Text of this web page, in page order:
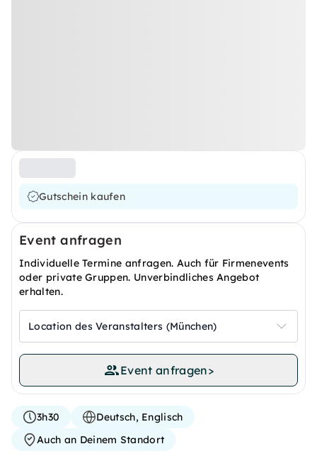
Gutschein kaufen
Event anfragen
Individuelle Termine anfragen. Auch für Firmenevents
oder private Gruppen. Unverbindliches Angebot
erhalten.
Location des Veranstalters (München)
Event anfragen>
3h30
Deutsch, Englisch
Auch an Deinem Standort